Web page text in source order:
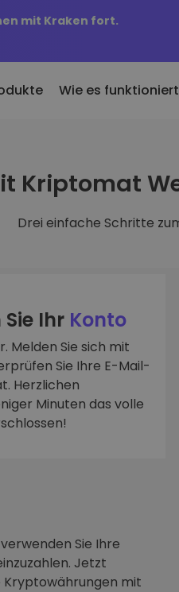
mit Kraken fort.
Kriptomat hinzugefügte
ich für 100 € gekauft
KriptoEarn
Verdienen Sie Prämien für
Tresor
Wie es funktioniert
Kriptomat
Drei einfache Schritte
Ihr Konto
Melden Sie sich mit
Sie Ihre E-Mail-
Herzlichen
Minuten das volle
Sie Ihre
Jetzt
Kryptowährungen mit